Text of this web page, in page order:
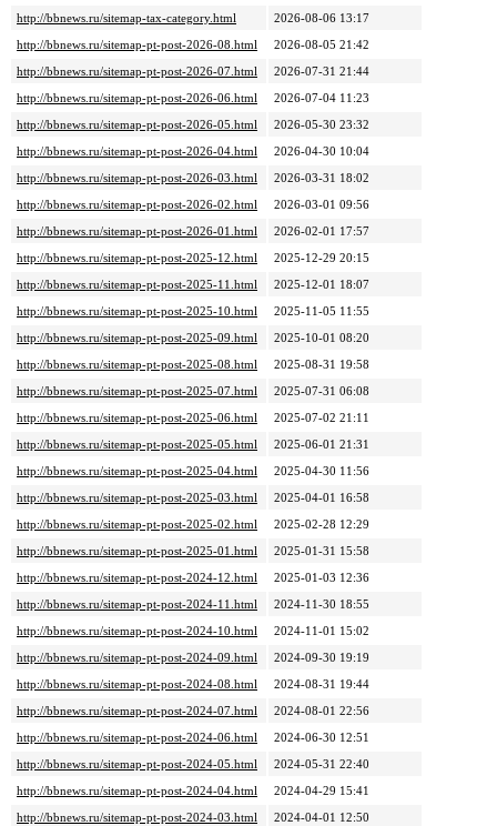
http://bbnews.ru/sitemap-tax-category.html
2026-08-06 13:17
http://bbnews.ru/sitemap-pt-post-2026-08.html
2026-08-05 21:42
http://bbnews.ru/sitemap-pt-post-2026-07.html
2026-07-31 21:44
http://bbnews.ru/sitemap-pt-post-2026-06.html
2026-07-04 11:23
http://bbnews.ru/sitemap-pt-post-2026-05.html
2026-05-30 23:32
http://bbnews.ru/sitemap-pt-post-2026-04.html
2026-04-30 10:04
http://bbnews.ru/sitemap-pt-post-2026-03.html
2026-03-31 18:02
http://bbnews.ru/sitemap-pt-post-2026-02.html
2026-03-01 09:56
http://bbnews.ru/sitemap-pt-post-2026-01.html
2026-02-01 17:57
http://bbnews.ru/sitemap-pt-post-2025-12.html
2025-12-29 20:15
http://bbnews.ru/sitemap-pt-post-2025-11.html
2025-12-01 18:07
http://bbnews.ru/sitemap-pt-post-2025-10.html
2025-11-05 11:55
http://bbnews.ru/sitemap-pt-post-2025-09.html
2025-10-01 08:20
http://bbnews.ru/sitemap-pt-post-2025-08.html
2025-08-31 19:58
http://bbnews.ru/sitemap-pt-post-2025-07.html
2025-07-31 06:08
http://bbnews.ru/sitemap-pt-post-2025-06.html
2025-07-02 21:11
http://bbnews.ru/sitemap-pt-post-2025-05.html
2025-06-01 21:31
http://bbnews.ru/sitemap-pt-post-2025-04.html
2025-04-30 11:56
http://bbnews.ru/sitemap-pt-post-2025-03.html
2025-04-01 16:58
http://bbnews.ru/sitemap-pt-post-2025-02.html
2025-02-28 12:29
http://bbnews.ru/sitemap-pt-post-2025-01.html
2025-01-31 15:58
http://bbnews.ru/sitemap-pt-post-2024-12.html
2025-01-03 12:36
http://bbnews.ru/sitemap-pt-post-2024-11.html
2024-11-30 18:55
http://bbnews.ru/sitemap-pt-post-2024-10.html
2024-11-01 15:02
http://bbnews.ru/sitemap-pt-post-2024-09.html
2024-09-30 19:19
http://bbnews.ru/sitemap-pt-post-2024-08.html
2024-08-31 19:44
http://bbnews.ru/sitemap-pt-post-2024-07.html
2024-08-01 22:56
http://bbnews.ru/sitemap-pt-post-2024-06.html
2024-06-30 12:51
http://bbnews.ru/sitemap-pt-post-2024-05.html
2024-05-31 22:40
http://bbnews.ru/sitemap-pt-post-2024-04.html
2024-04-29 15:41
http://bbnews.ru/sitemap-pt-post-2024-03.html
2024-04-01 12:50